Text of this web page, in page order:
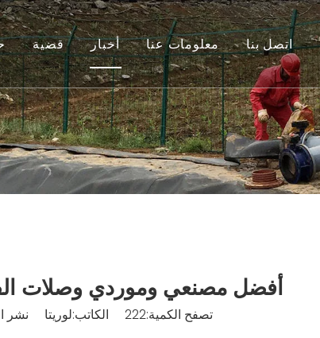
قضية أخبار معلومات عنا اتصل بنا
أفضل مصنعي وموردي وصلات
تصفح الكمية:222 الكاتب:لوريتا نشر الوقت: 2026-01-